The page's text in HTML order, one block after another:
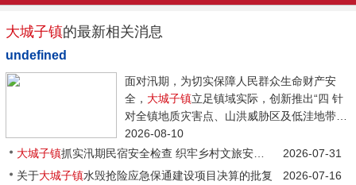
大城子镇的最新相关消息
undefined
面对汛期，为切实保障人民群众生命财产安
全， 大城子镇立足镇域实际，创新推出“四 针
对全镇地质灾害点、山洪威胁区及低洼地带险
户，大城子镇
2026-08-10
2026-07-31
大城子镇抓实汛期民宿安全检查 织牢乡村文旅安全防护网
2026-07-16
关于大城子镇水毁抢险应急保通建设项目决算的批复